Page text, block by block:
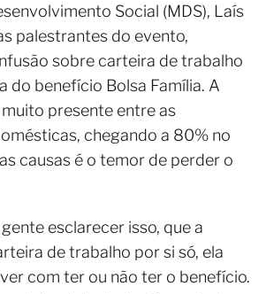
Social (MDS), Laís
palestrantes do evento,
sobre carteira de trabalho
do benefício Bolsa Família. A
presente entre as
chegando a 80% no
causas é o temor de perder o
esclarecer isso, que a
de trabalho por si só, ela
com ter ou não ter o benefício.